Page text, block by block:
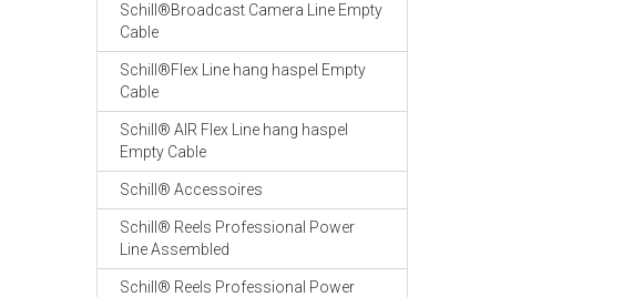
Schill®Broadcast Camera Line Empty
Cable
Schill®Flex Line hang haspel Empty
Cable
Schill® AIR Flex Line hang haspel
Empty Cable
Schill® Accessoires
Schill® Reels Professional Power
Line Assembled
Schill® Reels Professional Power